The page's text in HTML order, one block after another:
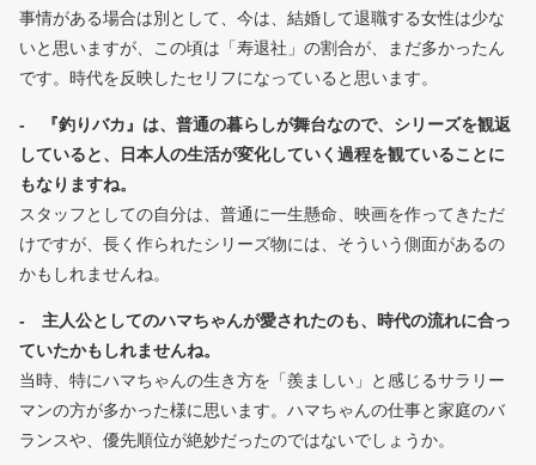
事情がある場合は別として、今は、結婚して退職する女性は少な
いと思いますが、この頃は「寿退社」の割合が、まだ多かったん
です。時代を反映したセリフになっていると思います。
- 『釣りバカ』は、普通の暮らしが舞台なので、シリーズを観返
していると、日本人の生活が変化していく過程を観ていることに
もなりますね。
スタッフとしての自分は、普通に一生懸命、映画を作ってきただ
けですが、長く作られたシリーズ物には、そういう側面があるの
かもしれませんね。
- 主人公としてのハマちゃんが愛されたのも、時代の流れに合っ
ていたかもしれませんね。
当時、特にハマちゃんの生き方を「羨ましい」と感じるサラリー
マンの方が多かった様に思います。ハマちゃんの仕事と家庭のバ
ランスや、優先順位が絶妙だったのではないでしょうか。